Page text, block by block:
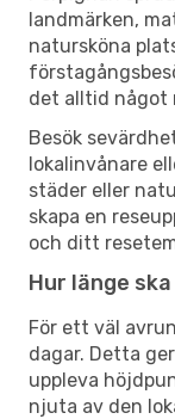
landmärken,
natursköna
det alltid något
Besök
lokalinvånare
städer eller
skapa en
och ditt
Hur länge
För ett väl
dagar. Detta
uppleva
njuta av den